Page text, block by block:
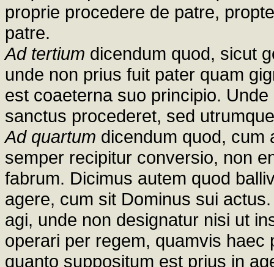
proprie procedere de patre,
patre.
Ad tertium dicendum quod, sicut
unde non prius fuit pater quam
est coaeterna suo principio.
sanctus procederet, sed
Ad quartum dicendum quod, cum
semper recipitur conversio, non
fabrum. Dicimus autem quod
agere, cum sit Dominus sui
agi, unde non designatur nisi ut
operari per regem, quamvis
quanto suppositum est prius in